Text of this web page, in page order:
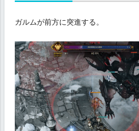
ガルムが前方に突進する。